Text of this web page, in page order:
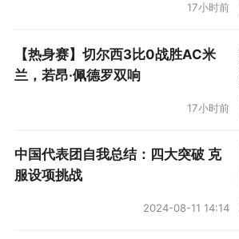
17小时前
【热身赛】切尔西3比0战胜AC米
兰，若昂·佩德罗双响
17小时前
中国代表团自我总结：四大突破 克
服设项挑战
2024-08-11 14:14